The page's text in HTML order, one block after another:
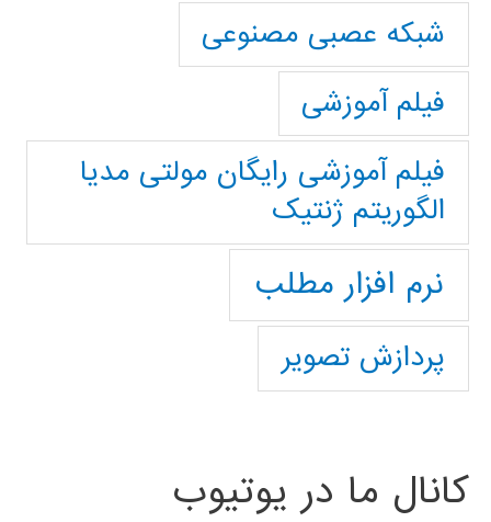
شبکه عصبی مصنوعی
فیلم آموزشی
فیلم آموزشی رایگان مولتی مدیا
الگوریتم ژنتیک
نرم افزار مطلب
پردازش تصویر
کانال ما در یوتیوب